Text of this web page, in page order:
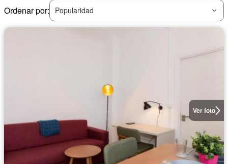
Ordenar por:
Popularidad
Ver foto